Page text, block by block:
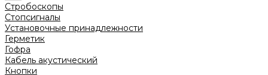
Стробоскопы
Стопсигналы
Установочные принадлежности
Герметик
Гофра
Кабель акустический
Кнопки